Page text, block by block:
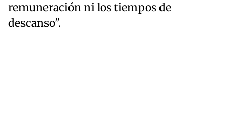
remuneración ni los tiempos de
descanso".